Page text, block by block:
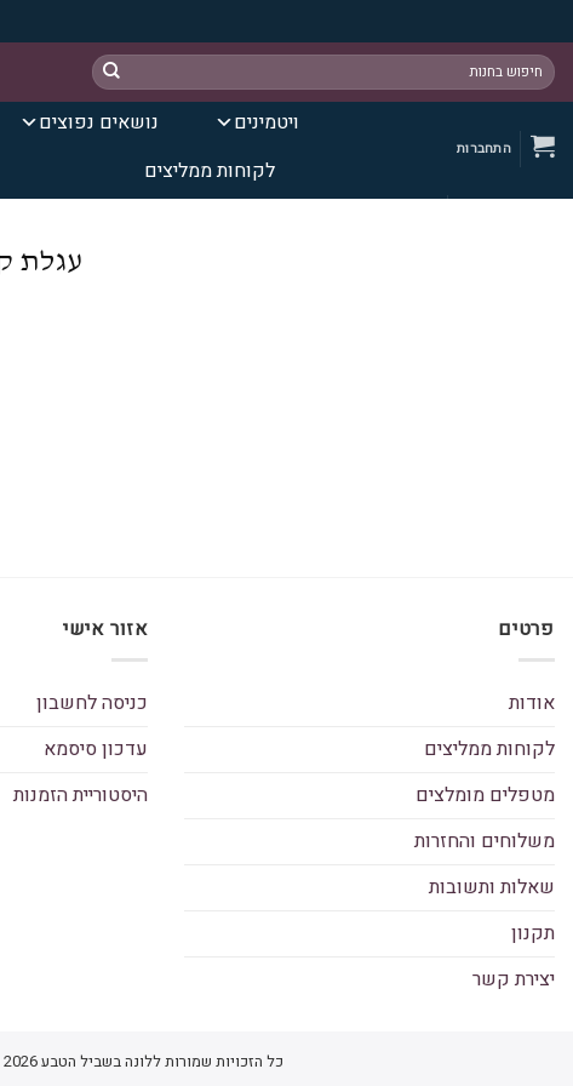
Skip
חיפוש
עבור:
התחברות
ויטמינים נושאים נפוצים
לקוחות ממליצים
עגלת
פרטים
אודות
לקוחות ממליצים
מטפלים מומלצים
משלוחים והחזרות
שאלות ותשובות
תקנון
יצירת קשר
אזור אישי
כניסה לחשבון
עדכון סיסמא
היסטוריית הזמנות
כל הזכויות שמורות ללונה בשביל הטבע 2026 ©